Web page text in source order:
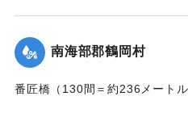
｜固有コード:
南海部郡鶴岡村
番匠橋（130間＝約236メート